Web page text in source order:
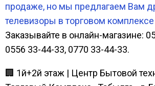
продаже, но мы предлагаем Вам
телевизоры в торговом комплексе
Заказывайте в онлайн-магазине:
0556 33-44-33, 0770 33-44-33.
🏢 1й+2й этаж | Центр Бытовой